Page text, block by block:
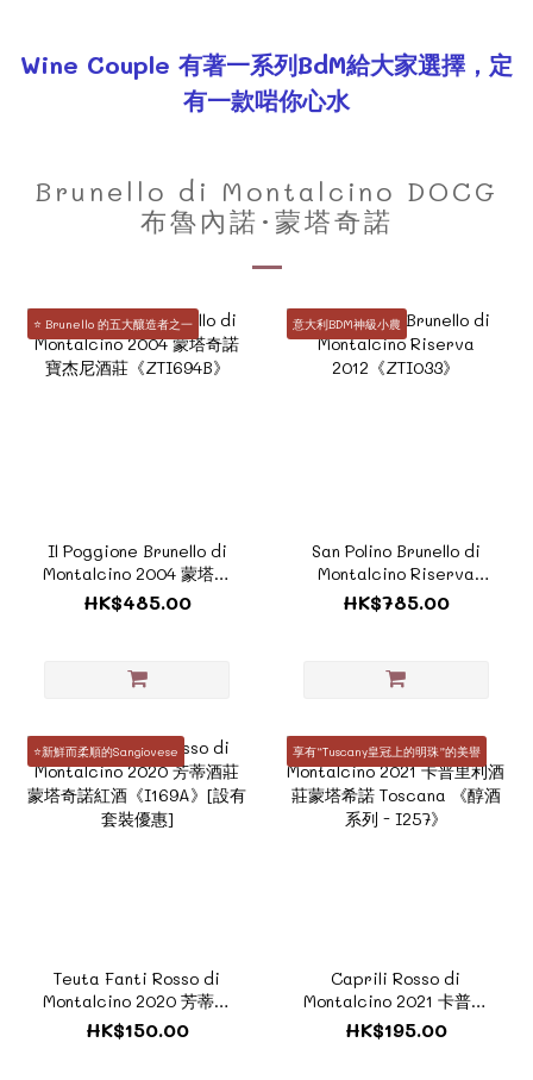
Wine Couple 有著一系列BdM給大家選擇，定
有一款啱你心水
Brunello di Montalcino DOCG
布魯內諾·蒙塔奇諾
⭐ Brunello 的五大釀造者之一
Il Poggione Brunello di
Montalcino 2004 蒙塔奇
諾寶杰尼酒莊
《ZTI694B》
HK$485.00
意大利BDM神級小農
San Polino Brunello di
Montalcino Riserva
2012《ZTI033》
HK$785.00
⭐新鮮而柔順的Sangiovese
Teuta Fanti Rosso di
Montalcino 2020 芳蒂酒
莊蒙塔奇諾紅酒
《I169A》[設有套裝優惠]
HK$150.00
享有“Tuscany皇冠上的明珠”的美譽
Caprili Rosso di
Montalcino 2021 卡普里
利酒莊蒙塔希諾 Toscana
《醇酒系列 - I257》
HK$195.00